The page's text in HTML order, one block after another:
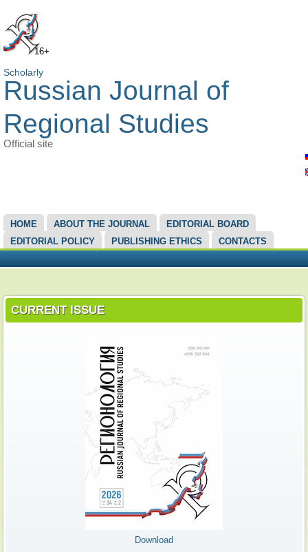
16+
Scholarly
Russian Journal of
Regional Studies
Official site
MAIN MENU
HOME ABOUT THE JOURNAL
EDITORIAL BOARD
EDITORIAL POLICY
PUBLISHING ETHICS CONTACTS
CURRENT ISSUE
Download